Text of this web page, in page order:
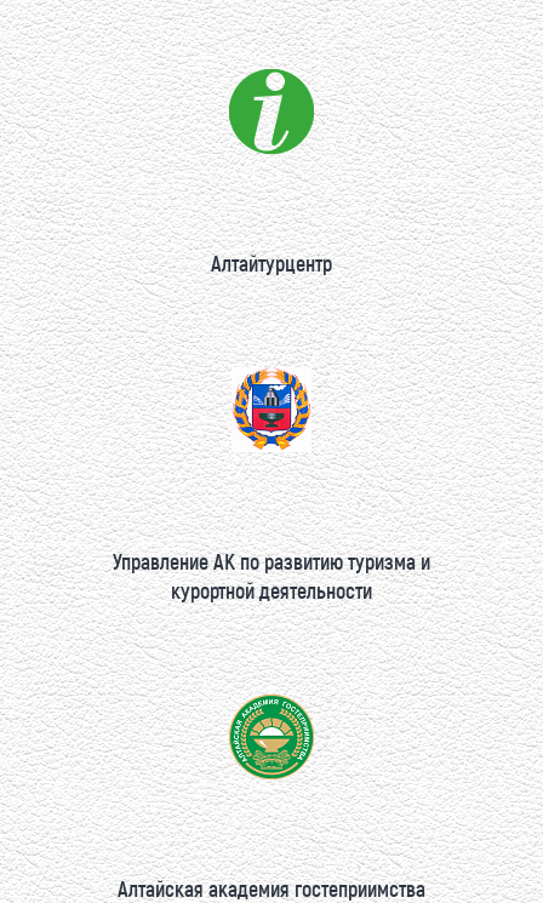
Алтайтурцентр
Управление АК по развитию туризма и
курортной деятельности
Алтайская академия гостеприимства